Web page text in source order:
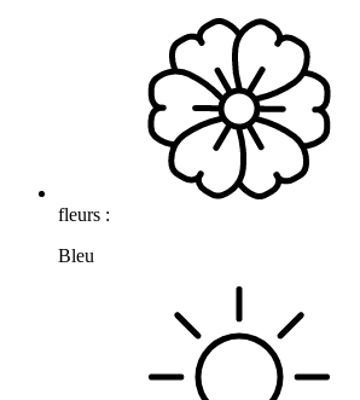
fleurs :
Bleu